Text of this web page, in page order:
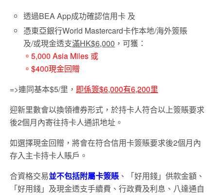
透過BEA App成功確認信用卡 及
憑東亞銀行World Mastercard卡作本地/海外簽賬
及/或現金透支滿HK$6,000 ，可獲：
。5,000 Asia Miles 或
。$400現金回贈
=>連同基本$5/里， 即係簽$6,000有6,200里
迎新里數會以換領禮券形式，於持卡人符合以上簽賬要求
後2個月內寄往持卡人通訊地址。
如選擇現金回贈，將會在符合信用卡簽賬要求後2個月內
存入主卡持卡人賬戶。
合資格交易並不包括附屬卡簽賬 、「好用錢」供款金額、
「好用錢」及現金透支手續費、行政費及利息、八達通自